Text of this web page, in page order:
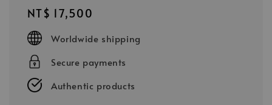
Regular
price
NT$ 17,500
Worldwide shipping
Secure payments
Authentic products